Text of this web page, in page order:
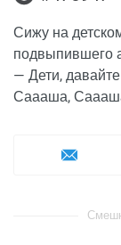
Сижу на
подвыпившего
— Дети,
Саааша,